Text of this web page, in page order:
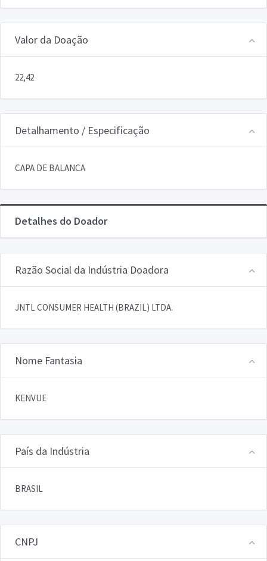
Valor da Doação
22,42
Detalhamento / Especificação
CAPA DE BALANCA
Detalhes do Doador
Razão Social da Indústria Doadora
JNTL CONSUMER HEALTH (BRAZIL) LTDA.
Nome Fantasia
KENVUE
País da Indústria
BRASIL
CNPJ